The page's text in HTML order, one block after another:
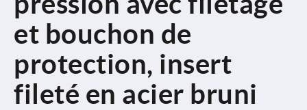
et bouchon de
protection, insert
fileté en acier bruni